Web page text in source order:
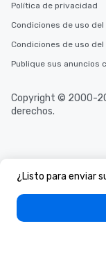
¿Listo para enviar
Política de privacidad
Condiciones de uso
Condiciones de uso
Publique sus anuncios
Copyright © 2000-
derechos.